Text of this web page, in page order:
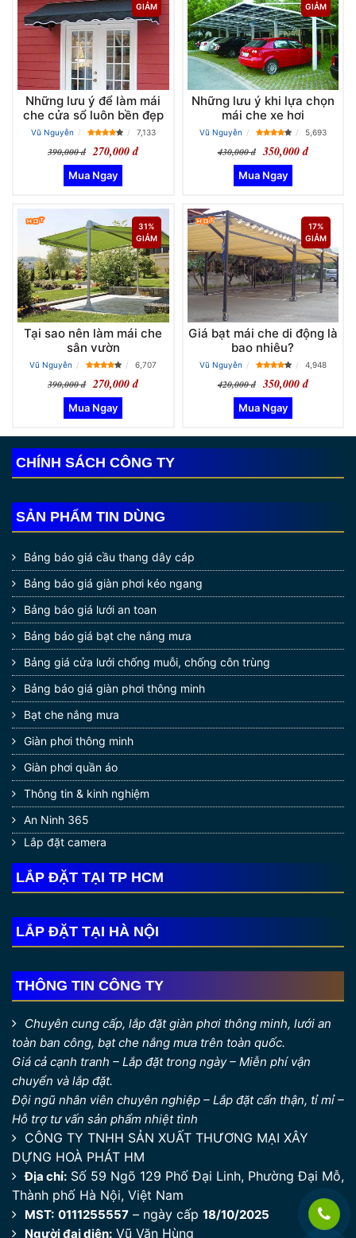
GIẢM
Những lưu ý để làm mái
che cửa sổ luôn bền đẹp
Vũ Nguyễn 7,133
390,000 đ 270,000 đ
GIẢM
Những lưu ý khi lựa chọn
mái che xe hơi
Vũ Nguyễn 5,693
430,000 đ 350,000 đ
31%
GIẢM
Tại sao nên làm mái che
sân vườn
Vũ Nguyễn 6,707
390,000 đ 270,000 đ
17%
GIẢM
Giá bạt mái che di động là
bao nhiêu?
Vũ Nguyễn 4,948
420,000 đ 350,000 đ
CHÍNH SÁCH CÔNG TY
SẢN PHẨM TIN DÙNG
Bảng báo giá cầu thang dây cáp
Bảng báo giá giàn phơi kéo ngang
Bảng báo giá lưới an toan
Bảng báo giá bạt che nắng mưa
Bảng giá cửa lưới chống muỗi, chống côn trùng
Bảng báo giá giàn phơi thông minh
Bạt che nắng mưa
Giàn phơi thông minh
Giàn phơi quần áo
Thông tin & kinh nghiệm
An Ninh 365
Lắp đặt camera
LẮP ĐẶT TẠI TP HCM
LẮP ĐẶT TẠI HÀ NỘI
THÔNG TIN CÔNG TY
Chuyên cung cấp, lắp đặt giàn phơi thông minh, lưới an
toàn ban công, bạt che nắng mưa trên toàn quốc.
Giá cả cạnh tranh – Lắp đặt trong ngày – Miễn phí vận
chuyển và lắp đặt.
Đội ngũ nhân viên chuyên nghiệp – Lắp đặt cẩn thận, tỉ mỉ –
Hỗ trợ tư vấn sản phẩm nhiệt tình
CÔNG TY TNHH SẢN XUẤT THƯƠNG MẠI XÂY
DỰNG HOÀ PHÁT HM
Địa chỉ: Số 59 Ngõ 129 Phố Đại Linh, Phường Đại Mỗ,
Thành phố Hà Nội, Việt Nam
MST: 0111255557 – ngày cấp 18/10/2025
Người đại diện: Vũ Văn Hùng